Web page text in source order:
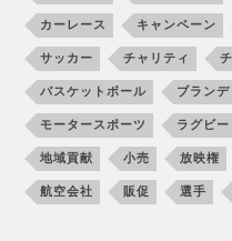
カーレース キャンペーン
サッカー チャリティ
バスケットボール ブラン
モータースポーツ ラグビー
地域貢献 小売 放映権
航空会社 販促 選手